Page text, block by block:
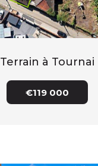
Terrain à Tournai
€119 000